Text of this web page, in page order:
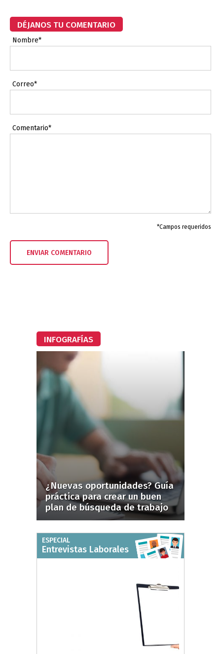
DÉJANOS TU COMENTARIO
Nombre*
Correo*
Comentario*
*Campos requeridos
INFOGRAFÍAS
¿Nuevas oportunidades? Guía
práctica para crear un buen
plan de búsqueda de trabajo
ESPECIAL
Entrevistas Laborales